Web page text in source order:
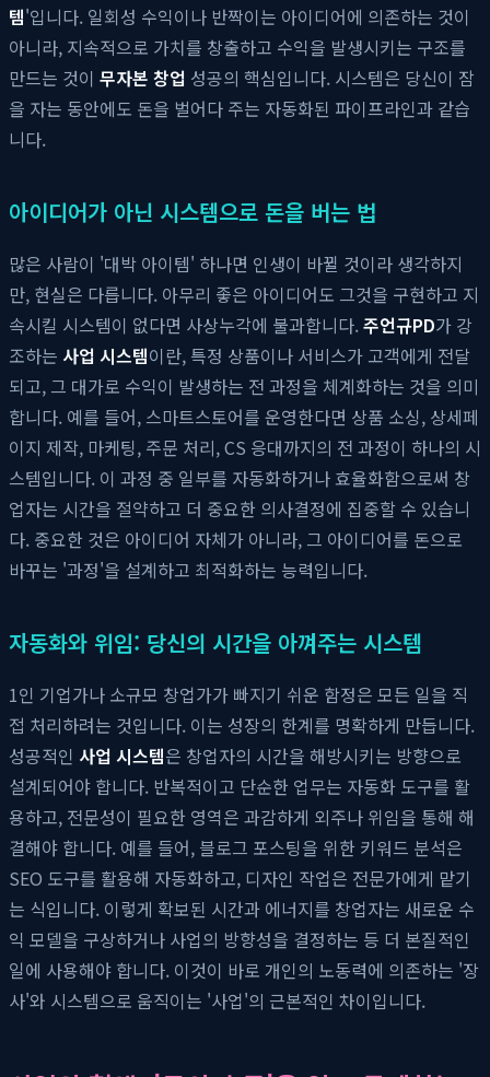
템'입니다. 일회성 수익이나 반짝이는 아이디어에 의존하는 것이
아니라, 지속적으로 가치를 창출하고 수익을 발생시키는 구조를
만드는 것이 무자본 창업 성공의 핵심입니다. 시스템은 당신이 잠
을 자는 동안에도 돈을 벌어다 주는 자동화된 파이프라인과 같습
니다.
아이디어가 아닌 시스템으로 돈을 버는 법
많은 사람이 '대박 아이템' 하나면 인생이 바뀔 것이라 생각하지
만, 현실은 다릅니다. 아무리 좋은 아이디어도 그것을 구현하고 지
속시킬 시스템이 없다면 사상누각에 불과합니다.주언규PD가 강
조하는 사업 시스템이란, 특정 상품이나 서비스가 고객에게 전달
되고, 그 대가로 수익이 발생하는 전 과정을 체계화하는 것을 의미
합니다. 예를 들어, 스마트스토어를 운영한다면 상품 소싱, 상세페
이지 제작, 마케팅, 주문 처리, CS 응대까지의 전 과정이 하나의 시
스템입니다. 이 과정 중 일부를 자동화하거나 효율화함으로써 창
업자는 시간을 절약하고 더 중요한 의사결정에 집중할 수 있습니
다. 중요한 것은 아이디어 자체가 아니라, 그 아이디어를 돈으로
바꾸는 '과정'을 설계하고 최적화하는 능력입니다.
자동화와 위임: 당신의 시간을 아껴주는 시스템
1인 기업가나 소규모 창업가가 빠지기 쉬운 함정은 모든 일을 직
접 처리하려는 것입니다. 이는 성장의 한계를 명확하게 만듭니다.
성공적인 사업 시스템은 창업자의 시간을 해방시키는 방향으로
설계되어야 합니다. 반복적이고 단순한 업무는 자동화 도구를 활
용하고, 전문성이 필요한 영역은 과감하게 외주나 위임을 통해 해
결해야 합니다. 예를 들어, 블로그 포스팅을 위한 키워드 분석은
SEO 도구를 활용해 자동화하고, 디자인 작업은 전문가에게 맡기
는 식입니다. 이렇게 확보된 시간과 에너지를 창업자는 새로운 수
익 모델을 구상하거나 사업의 방향성을 결정하는 등 더 본질적인
일에 사용해야 합니다. 이것이 바로 개인의 노동력에 의존하는 '장
사'와 시스템으로 움직이는 '사업'의 근본적인 차이입니다.